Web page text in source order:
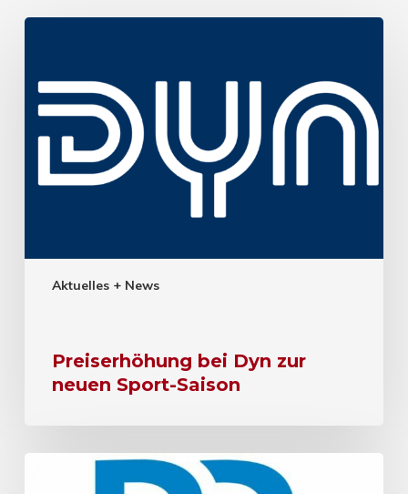
Aktuelles + News
Preiserhöhung bei Dyn zur
neuen Sport-Saison